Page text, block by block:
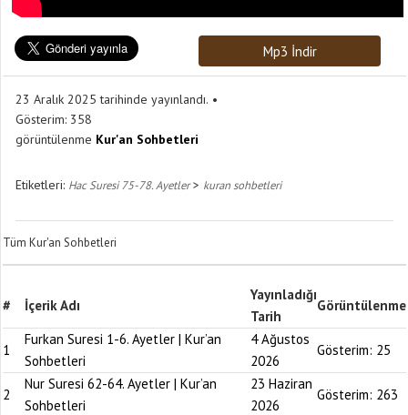
Mp3 İndir
23 Aralık 2025 tarihinde yayınlandı.
Gösterim: 358
görüntülenme Kur'an Sohbetleri
Etiketleri: Hac Suresi 75-78. Ayetler> kuran sohbetleri
Tüm Kur'an Sohbetleri
# İçerik Adı
Yayınladığı
Tarih
Görüntülenme
1
Furkan Suresi 1-6. Ayetler | Kur’an
Sohbetleri
4 Ağustos
2026
Gösterim: 25
2
Nur Suresi 62-64. Ayetler | Kur’an
Sohbetleri
23 Haziran
2026
Gösterim: 263